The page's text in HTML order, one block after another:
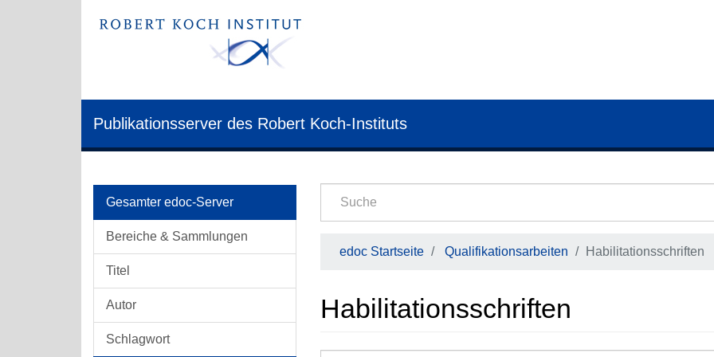
Publikationsserver des Robert Koch-Instituts
Gesamter edoc-Server
Bereiche & Sammlungen
Titel
Autor
Schlagwort
edoc Startseite Qualifikationsarbeiten Habilitationsschriften
Habilitationsschriften